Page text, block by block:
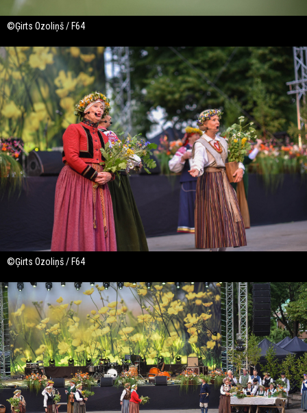
©Ģirts Ozoliņš / F64
©Ģirts Ozoliņš / F64